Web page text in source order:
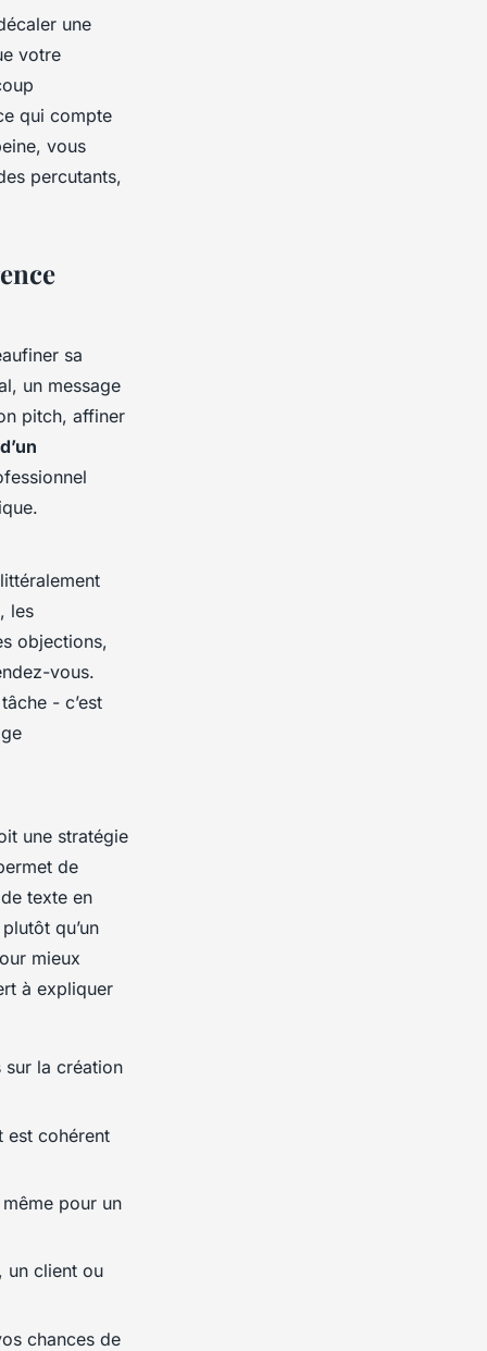
une
votre
qui compte
vous
percutants,
sa
un message
pitch, affiner
les
objections,
vous.
- c’est
une stratégie
de
texte en
qu’un
mieux
à expliquer
la création
cohérent
pour un
un client ou
chances de